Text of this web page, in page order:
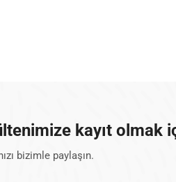
kayıt olmak
bizimle paylaşın.